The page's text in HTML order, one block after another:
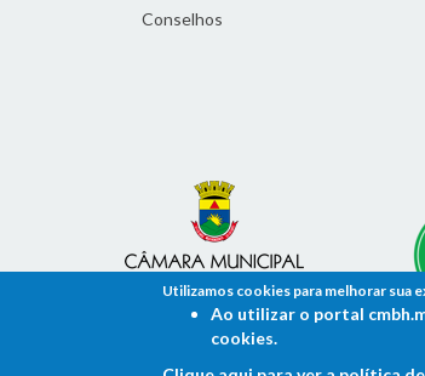
Conselhos
Utilizamos cookies para melhorar sua
Ao utilizar o portal
cookies.